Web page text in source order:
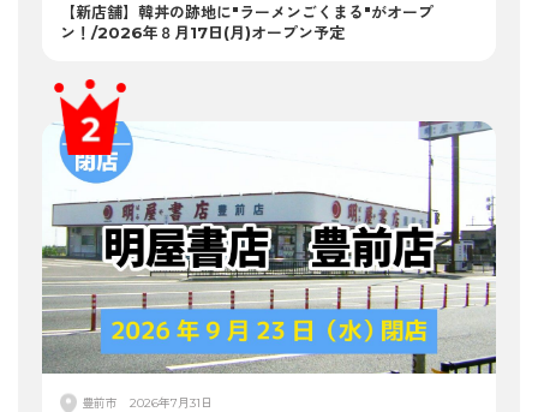
【新店舗】韓丼の跡地に"ラーメンごくまる"がオープ
ン！/2026年８月17日(月)オープン予定
豊前市 2026年7月31日